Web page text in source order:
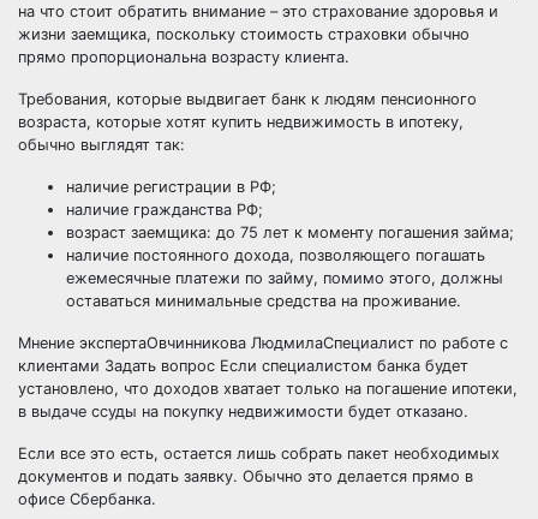
на что стоит обратить внимание – это страхование здоровья и
жизни заемщика, поскольку стоимость страховки обычно
прямо пропорциональна возрасту клиента.
Требования, которые выдвигает банк к людям пенсионного
возраста, которые хотят купить недвижимость в ипотеку,
обычно выглядят так:
наличие регистрации в РФ;
наличие гражданства РФ;
возраст заемщика: до 75 лет к моменту погашения займа;
наличие постоянного дохода, позволяющего погашать
ежемесячные платежи по займу, помимо этого, должны
оставаться минимальные средства на проживание.
Мнение экспертаОвчинникова ЛюдмилаСпециалист по работе с
клиентами Задать вопрос Если специалистом банка будет
установлено, что доходов хватает только на погашение ипотеки,
в выдаче ссуды на покупку недвижимости будет отказано.
Если все это есть, остается лишь собрать пакет необходимых
документов и подать заявку. Обычно это делается прямо в
офисе Сбербанка.